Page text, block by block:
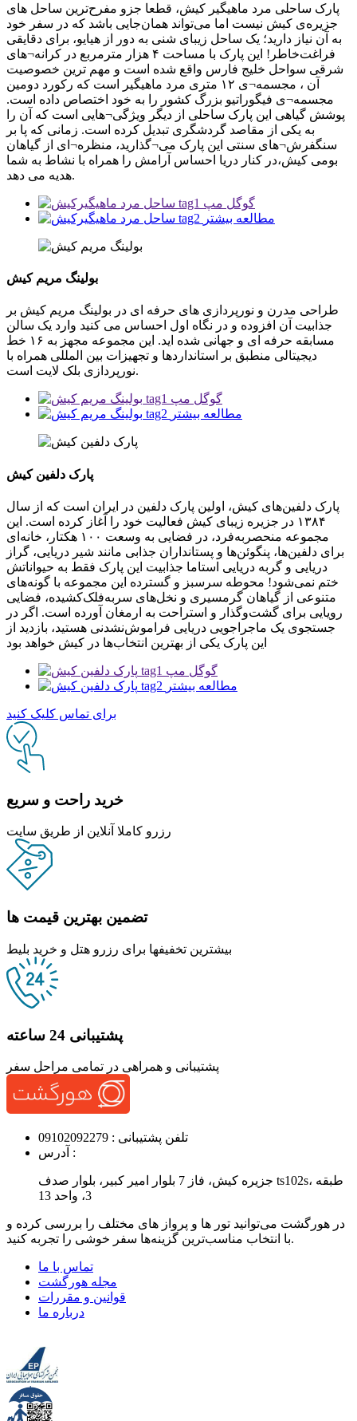
پارک ساحلی مرد ماهیگیر کیش، قطعا جزو مفرح‌ترین ساحل های
جزیره‌ی کیش نیست اما می‌تواند همان‌جایی باشد که در سفر خود
به آن نیاز دارید؛ یک ساحل زیبای شنی به دور از هیایو، برای دقایقی
فراغت‌خاطر! این پارک با مساحت ۴ هزار مترمربع در کرانه‌¬های
شرقی سواحل خلیج فارس واقع شده است و مهم ترین خصوصیت
آن ، مجسمه¬‌ی ۱۲ متری مرد ماهیگیر است که رکورد دومین
مجسمه‌¬ی فیگوراتیو بزرگ کشور را به خود اختصاص داده است.
پوشش گیاهی این پارک ساحلی از دیگر ویژگی¬‌هایی است که آن را
به یکی از مقاصد گردشگری تبدیل کرده است. زمانی که پا بر
سنگفرش‌¬های سنتی این پارک می‌¬گذارید، منظره¬‌ای از گیاهان
بومی کیش،در کنار دریا احساس آرامش را همراه با نشاط به شما
هدیه می دهد.
گوگل مپ
مطالعه بیشتر
بولینگ مریم کیش
طراحی مدرن و نورپردازی های حرفه ای در بولینگ مریم کیش بر
جذابیت آن افزوده و در نگاه اول احساس می کنید وارد یک سالن
مسابقه حرفه ای و جهانی شده اید. این مجموعه مجهز به ۱۶ خط
دیجیتالی منطبق بر استانداردها و تجهیزات بین المللی همراه با
نورپردازی بلک لایت است.
گوگل مپ
مطالعه بیشتر
پارک دلفین کیش
پارک دلفین‌های کیش، اولین پارک دلفین در ایران است که از سال
۱۳۸۴ در جزیره زیبای کیش فعالیت خود را آغاز کرده است. این
مجموعه منحصربه‌فرد، در فضایی به وسعت ۱۰۰ هکتار، خانه‌ای
برای دلفین‌ها، پنگوئن‌ها و پستانداران جذابی مانند شیر دریایی، گراز
دریایی و گربه دریایی استاما جذابیت این پارک فقط به حیواناتش
ختم نمی‌شود! محوطه سرسبز و گسترده این مجموعه با گونه‌های
متنوعی از گیاهان گرمسیری و نخل‌های سربه‌فلک‌کشیده، فضایی
رویایی برای گشت‌وگذار و استراحت به ارمغان آورده است. اگر در
جستجوی یک ماجراجویی دریایی فراموش‌نشدنی هستید، بازدید از
این پارک یکی از بهترین انتخاب‌ها در کیش خواهد بود
گوگل مپ
مطالعه بیشتر
برای تماس کلیک کنید
خرید راحت و سریع
رزرو کاملا آنلاین از طریق سایت
تضمین بهترین قیمت ها
بیشترین تخفیفها برای رزرو هتل و خرید بلیط
پشتیبانی 24 ساعته
پشتیبانی و همراهی در تمامی مراحل سفر
تلفن پشتیبانی : 09102092279
آدرس :
جزیره کیش، فاز 7 بلوار امیر کبیر، بلوار صدف ts102s، طبقه
3، واحد 13
در هورگشت می‌توانید تور ها و پرواز های مختلف را بررسی کرده و
با انتخاب مناسب‌ترین گزینه‌ها سفر خوشی را تجربه کنید.
تماس با ما
مجله هورگشت
قوانین و مقررات
درباره ما